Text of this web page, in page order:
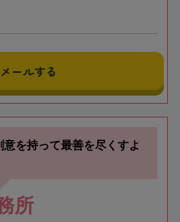
ールする
意を持って最善を尽くすよ
所